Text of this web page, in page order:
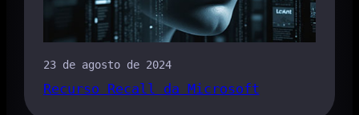
23 de agosto de 2024
Recurso Recall da Microsoft